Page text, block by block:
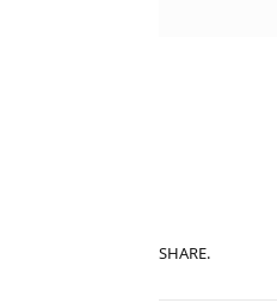
SHARE.